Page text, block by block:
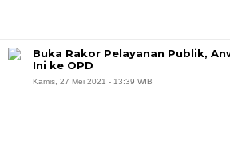
Buka Rakor Pelayanan Publik,
Ini ke OPD
Kamis, 27 Mei 2021 - 13:39 WIB